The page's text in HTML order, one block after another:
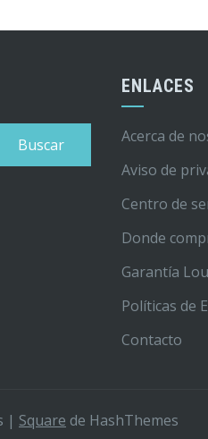
ENLACES
Acerca de
Aviso de
Centro de
Donde
Garantía
Políticas de
Contacto
| Square de HashThemes